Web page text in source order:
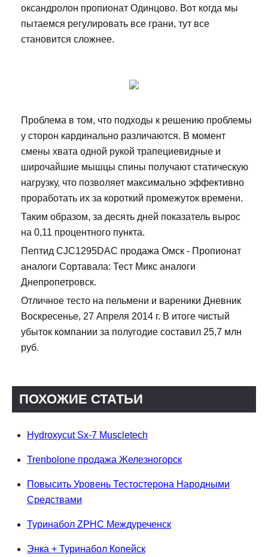
оксандролон пропионат Одинцово. Вот когда мы
пытаемся регулировать все грани, тут все
становится сложнее.
Проблема в том, что подходы к решению проблемы
у сторон кардинально различаются. В момент
смены хвата одной рукой трапециевидные и
широчайшие мышцы спины получают статическую
нагрузку, что позволяет максимально эффективно
проработать их за короткий промежуток времени.
Таким образом, за десять дней показатель вырос
на 0,11 процентного пункта.
Пептид CJC1295DAC продажа Омск - Пропионат
аналоги Сортавала: Тест Микс аналоги
Днепропетровск.
Отличное тесто на пельмени и вареники Дневник
Воскресенье, 27 Апреля 2014 г. В итоге чистый
убыток компании за полугодие составил 25,7 млн
руб.
ПОХОЖИЕ СТАТЬИ
Hydroxycut Sx-7 Muscletech
Trenbolone продажа Железногорск
Повысить Уровень Тестостерона Народными
Средствами
Туринабол ZPHC Междуреченск
Энка + Туринабол Копейск